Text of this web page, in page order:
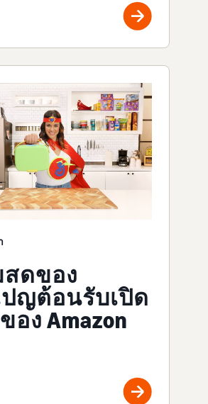
ดของ
ญต้อนรับเปิด
อง Amazon